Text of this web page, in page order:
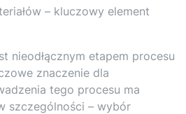
– kluczowy element
nieodłącznym etapem procesu
znaczenie dla
tego procesu ma
szczególności – wybór